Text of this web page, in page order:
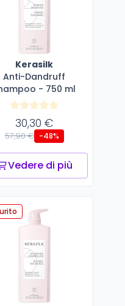
Kerasilk
Anti-Dandruff
- 750 ml
30,30 €
57,90 € -48%
Vedere di più